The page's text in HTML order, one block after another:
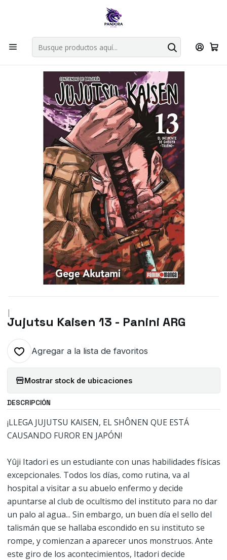
Por compras en cartas singles superiores a 49.990 el envio es
Explorar singles
Inicio Mangas Bunkoban Jujutsu Kaisen 13 - Panini ARG
|
Jujutsu Kaisen 13 - Panini ARG
Agregar a la lista de favoritos
Mostrar stock de ubicaciones
DESCRIPCIÓN
¡LLEGA JUJUTSU KAISEN, EL SHÔNEN QUE ESTÁ
CAUSANDO FUROR EN JAPÓN!
Yûji Itadori es un estudiante con unas habilidades físicas
excepcionales. Todos los días, como rutina, va al
hospital a visitar a su abuelo enfermo y decide
apuntarse al club de ocultismo del instituto para no dar
un palo al agua... Sin embargo, un buen día el sello del
talismán que se hallaba escondido en su instituto se
rompe, y comienzan a aparecer unos monstruos. Ante
este giro de los acontecimientos, Itadori decide